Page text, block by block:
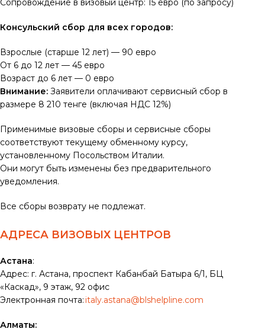
Сопровождение в визовый центр: 15 евро (по запросу)
Консульский сбор для всех городов:
Взрослые (старше 12 лет) — 90 евро
От 6 до 12 лет — 45 евро
Возраст до 6 лет — 0 евро
Внимание: Заявители оплачивают сервисный сбор в
размере 8 210 тенге (включая НДС 12%)
Применимые визовые сборы и сервисные сборы
соответствуют текущему обменному курсу,
установленному Посольством Италии.
Они могут быть изменены без предварительного
уведомления.
Все сборы возврату не подлежат.
АДРЕСА ВИЗОВЫХ ЦЕНТРОВ
Астана:
Адрес: г. Астана, проспект Кабанбай Батыра 6/1, БЦ
«Каскад», 9 этаж, 92 офис
Электронная почта: italy.astana@blshelpline.com
Алматы: